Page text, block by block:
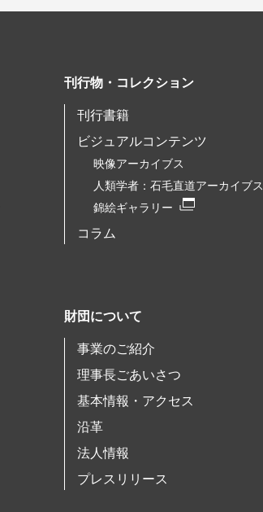
刊行物・コレクション
刊行書籍
ビジュアルコンテンツ
映像アーカイブス
人類学者： 石毛直道アーカイブス
錦絵ギャラリー
コラム
財団について
事業のご紹介
理事長ごあいさつ
基本情報・アクセス
沿革
法人情報
プレスリリース